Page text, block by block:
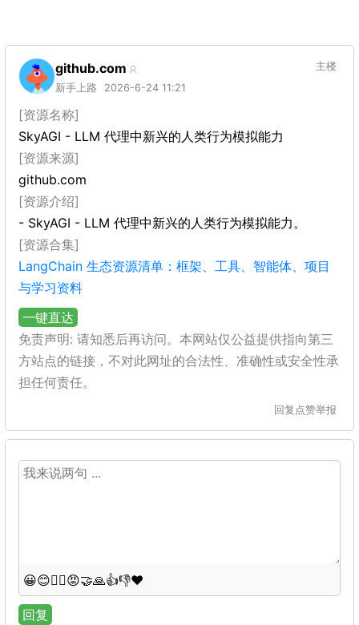
github.com
新手上路 2026-6-24 11:21
主楼
[资源名称]
SkyAGI - LLM 代理中新兴的人类行为模拟能力
[资源来源]
github.com
[资源介绍]
- SkyAGI - LLM 代理中新兴的人类行为模拟能力。
[资源合集]
LangChain 生态资源清单：框架、工具、智能体、项目
与学习资料
一键直达
免责声明: 请知悉后再访问。本网站仅公益提供指向第三
方站点的链接，不对此网址的合法性、准确性或安全性承
担任何责任。
回复 点赞举报
😀😊😵‍💫😡🤝🙏👍👎❤️
回复